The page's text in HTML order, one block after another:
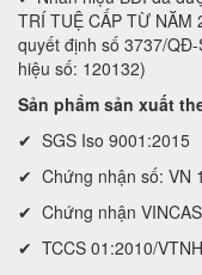
TRÍ TUỆ CẤP TỪ NĂM
quyết định số 3737/
hiệu số: 120132)
Sản phẩm sản xuất
✔ SGS Iso 9001:2015
✔ Chứng nhận số: VN
✔ Chứng nhận
✔ TCCS 01:2010/